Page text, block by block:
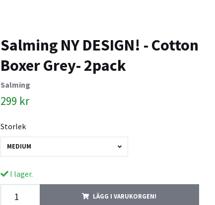
Salming NY DESIGN! - Cotton
Boxer Grey- 2pack
Salming
299 kr
Storlek
MEDIUM
I lager.
LÄGG I VARUKORGEN!